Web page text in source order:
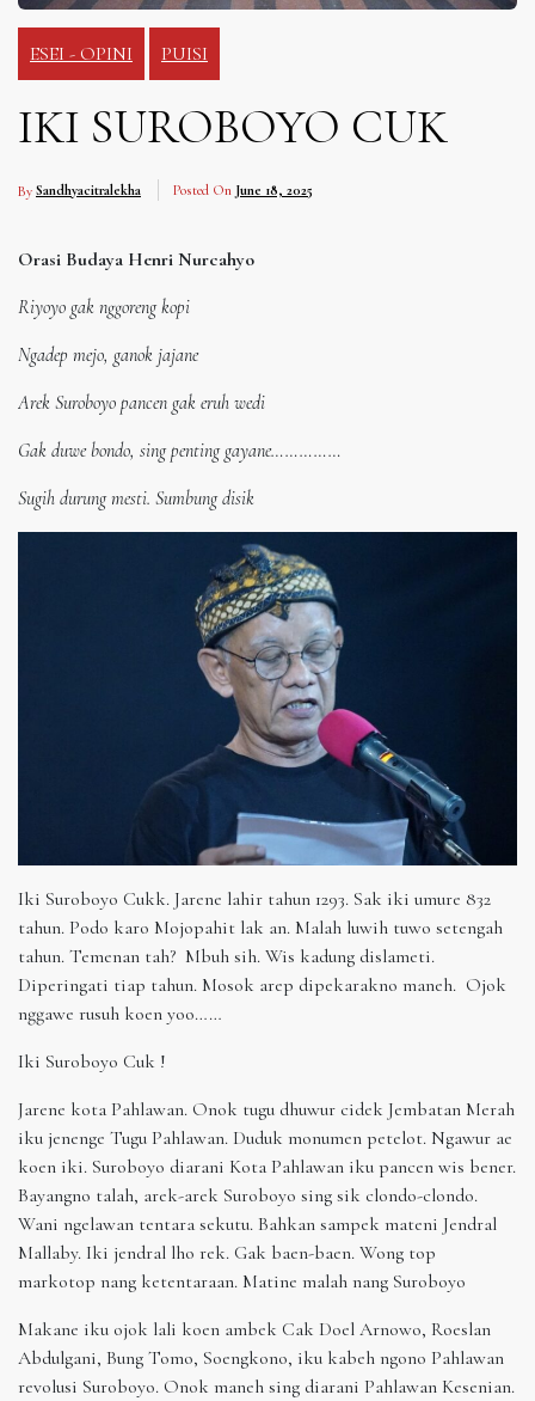
ESEI - OPINI PUISI
IKI SUROBOYO CUK
By Sandhyacitralekha Posted On June 18, 2025
Orasi Budaya Henri Nurcahyo
Riyoyo gak nggoreng kopi
Ngadep mejo, ganok jajane
Arek Suroboyo pancen gak eruh wedi
Gak duwe bondo, sing penting gayane……………
Sugih durung mesti. Sumbung disik
Iki Suroboyo Cukk. Jarene lahir tahun 1293. Sak iki umure 832
tahun. Podo karo Mojopahit lak an. Malah luwih tuwo setengah
tahun. Temenan tah? Mbuh sih. Wis kadung dislameti.
Diperingati tiap tahun. Mosok arep dipekarakno maneh. Ojok
nggawe rusuh koen yoo……
Iki Suroboyo Cuk !
Jarene kota Pahlawan. Onok tugu dhuwur cidek Jembatan Merah
iku jenenge Tugu Pahlawan. Duduk monumen petelot. Ngawur ae
koen iki. Suroboyo diarani Kota Pahlawan iku pancen wis bener.
Bayangno talah, arek-arek Suroboyo sing sik clondo-clondo.
Wani ngelawan tentara sekutu. Bahkan sampek mateni Jendral
Mallaby. Iki jendral lho rek. Gak baen-baen. Wong top
markotop nang ketentaraan. Matine malah nang Suroboyo
Makane iku ojok lali koen ambek Cak Doel Arnowo, Roeslan
Abdulgani, Bung Tomo, Soengkono, iku kabeh ngono Pahlawan
revolusi Suroboyo. Onok maneh sing diarani Pahlawan Kesenian.